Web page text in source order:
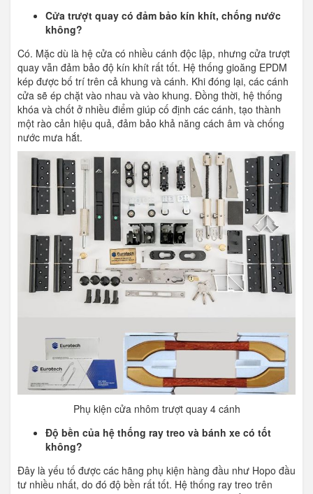
Cửa trượt quay có đảm bảo kín khít, chống nước
không?
Có. Mặc dù là hệ cửa có nhiều cánh độc lập, nhưng cửa trượt
quay vẫn đảm bảo độ kín khít rất tốt. Hệ thống gioăng EPDM
kép được bố trí trên cả khung và cánh. Khi đóng lại, các cánh
cửa sẽ ép chặt vào nhau và vào khung. Đồng thời, hệ thống
khóa và chốt ở nhiều điểm giúp cố định các cánh, tạo thành
một rào cản hiệu quả, đảm bảo khả năng cách âm và chống
nước mưa hắt.
Phụ kiện cửa nhôm trượt quay 4 cánh
Độ bền của hệ thống ray treo và bánh xe có tốt
không?
Đây là yếu tố được các hãng phụ kiện hàng đầu như Hopo đầu
tư nhiều nhất, do đó độ bền rất tốt. Hệ thống ray treo trên